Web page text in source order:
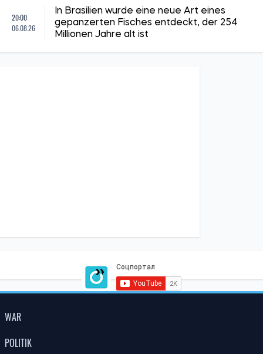
20:00
06.08.26
In Brasilien wurde eine neue Art eines
gepanzerten Fisches entdeckt, der 254
Millionen Jahre alt ist
WAR